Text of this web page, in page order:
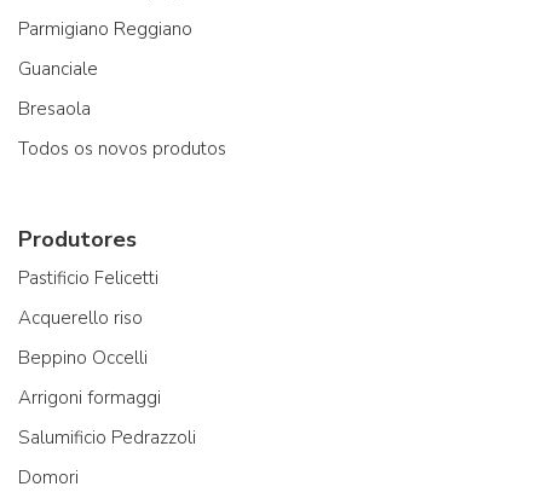
Parmigiano Reggiano
Guanciale
Bresaola
Todos os novos produtos
Produtores
Pastificio Felicetti
Acquerello riso
Beppino Occelli
Arrigoni formaggi
Salumificio Pedrazzoli
Domori